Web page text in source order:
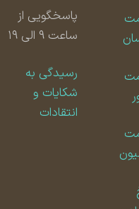
پاسخگویی از
ساعت ۹ الی ۱۹
رسیدگی به
شکایات و
انتقادات